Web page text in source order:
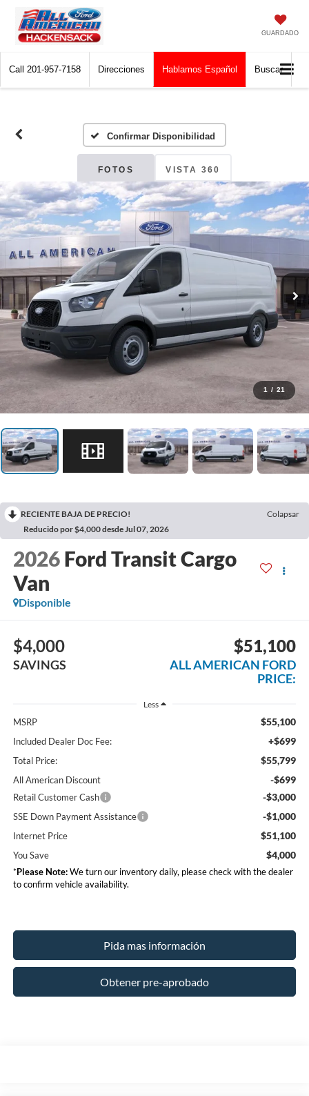
GUARDADO
Call 201-957-7158 Direcciones Hablamos Español Buscar
Confirmar Disponibilidad
FOTOS VISTA 360
1 / 21
RECIENTE BAJA DE PRECIO!
Colapsar
Reducido por $4,000 desde Jul 07, 2026
2026 Ford Transit Cargo
Van
Disponible
$4,000
SAVINGS
$51,100
ALL AMERICAN FORD
PRICE:
Less
MSRP $55,100
Included Dealer Doc Fee: +$699
Total Price: $55,799
All American Discount -$699
Retail Customer Cash -$3,000
SSE Down Payment Assistance -$1,000
Internet Price $51,100
You Save $4,000
*Please Note:We turn our inventory daily, please check with the dealer
to confirm vehicle availability.
Pida mas información
Obtener pre-aprobado